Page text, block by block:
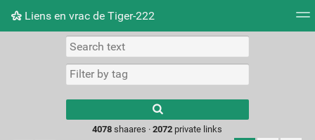
Liens en vrac de Tiger-222
Picture wall
results.
4078 shaares ·2072 private links